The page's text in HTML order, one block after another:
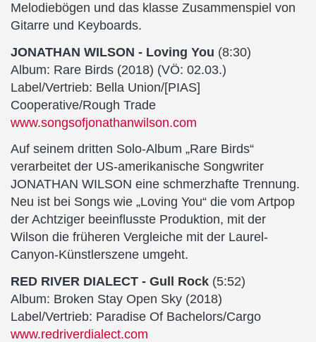
Melodiebögen und das klasse Zusammenspiel von
Gitarre und Keyboards.
JONATHAN WILSON - Loving You (8:30)
Album: Rare Birds (2018) (VÖ: 02.03.)
Label/Vertrieb: Bella Union/[PIAS]
Cooperative/Rough Trade
www.songsofjonathanwilson.com
Auf seinem dritten Solo-Album „Rare Birds“
verarbeitet der US-amerikanische Songwriter
JONATHAN WILSON eine schmerzhafte Trennung.
Neu ist bei Songs wie „Loving You“ die vom Artpop
der Achtziger beeinflusste Produktion, mit der
Wilson die früheren Vergleiche mit der Laurel-
Canyon-Künstlerszene umgeht.
RED RIVER DIALECT - Gull Rock (5:52)
Album: Broken Stay Open Sky (2018)
Label/Vertrieb: Paradise Of Bachelors/Cargo
www.redriverdialect.com